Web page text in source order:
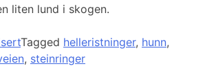
liten lund i skogen.
Tagged helleristninger, hunn,
, steinringer